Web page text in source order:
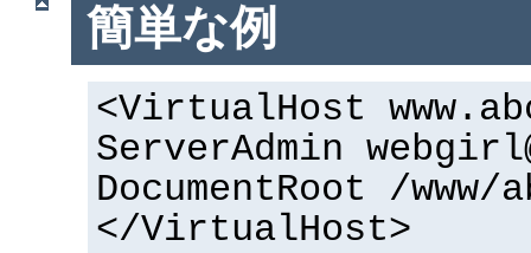
簡単な例
<VirtualHost
ServerAdmin
DocumentRoot /www/
</VirtualHost>